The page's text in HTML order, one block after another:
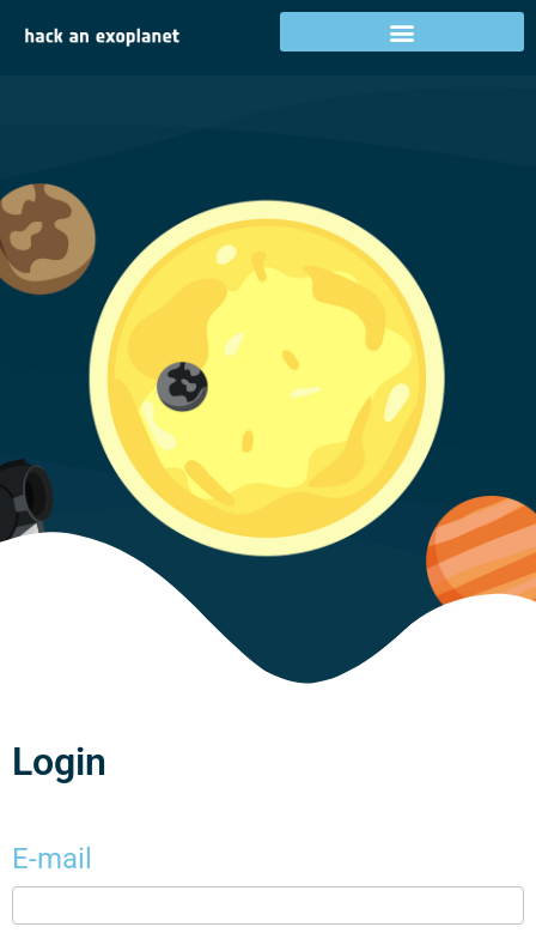
Login
Login
E-mail